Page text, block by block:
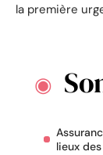
la première
lieux